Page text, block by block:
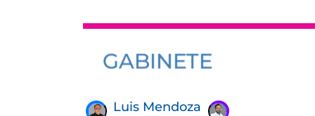
GABINETE
Luis Mendoza